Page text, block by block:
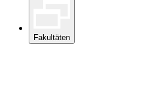
Fakultäten